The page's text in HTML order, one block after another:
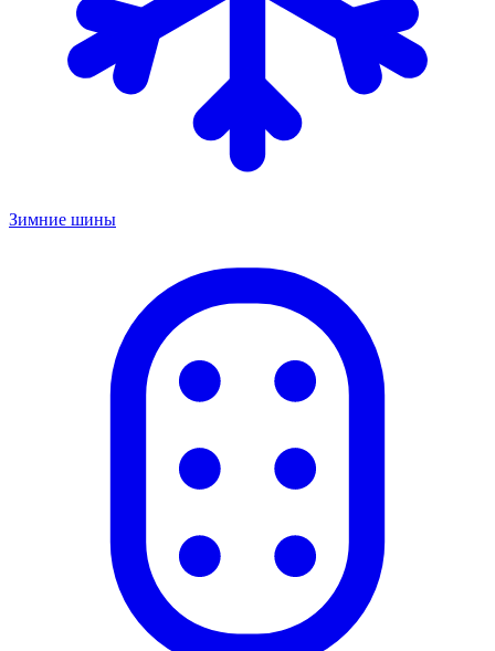
Зимние шины